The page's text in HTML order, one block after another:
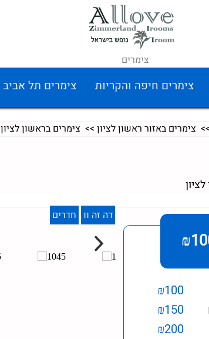
צימרים
צימרים חיפה והקריות צימרים תל אביב
>> צימרים באזור ראשון לציון >> צימרים בראשון לציון
₪100
₪150
₪200
דה זה וו חדרים